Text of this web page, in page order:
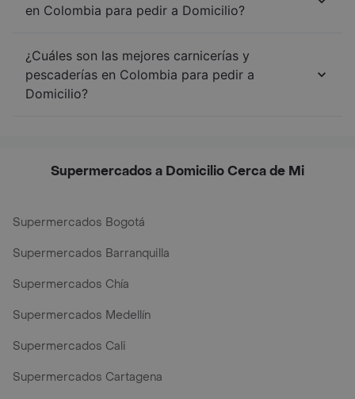
en Colombia para pedir a Domicilio?
¿Cuáles son las mejores carnicerías y
pescaderías en Colombia para pedir a
Domicilio?
Supermercados a Domicilio Cerca de Mi
Supermercados Bogotá
Supermercados Barranquilla
Supermercados Chía
Supermercados Medellín
Supermercados Cali
Supermercados Cartagena